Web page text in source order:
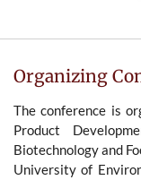
Organizing
The conference is
Product
Biotechnology
University of